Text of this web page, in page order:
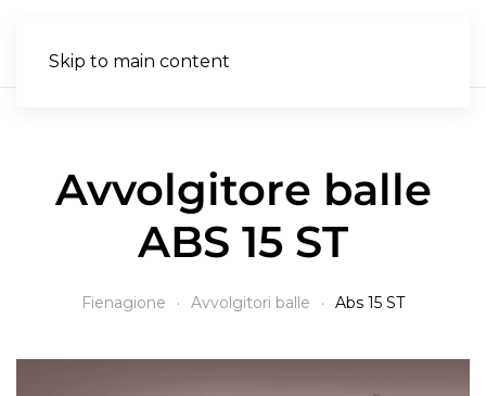
Skip to main content
Avvolgitore balle
ABS 15 ST
Fienagione Avvolgitori balle Abs 15 ST